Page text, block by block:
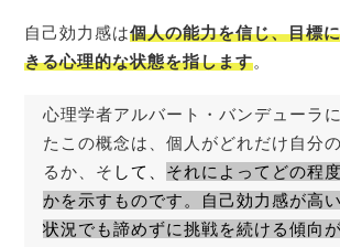
自己効力感は個人の能力を信じ、目標
きる心理的な状態を指します。
心理学者アルバート・バンデューラ
たこの概念は、個人がどれだけ自分
るか、そ して、 それによってどの程
かを示すものです。自己効力感が高
状況でも諦めずに挑戦を続ける傾向